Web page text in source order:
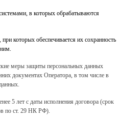
в которых обрабатываются
которых обеспечивается их сохранность
меры защиты персональных данных
документах Оператора, в том числе в
5 лет с даты исполнения договора (срок
по ст. 29 НК РФ).